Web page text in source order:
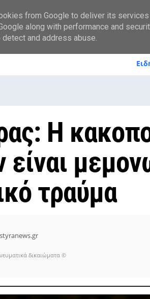
Η
είναι
τραύμα
δικαιώματα ©
from Google to deliver its
along with performance and
and address abuse.